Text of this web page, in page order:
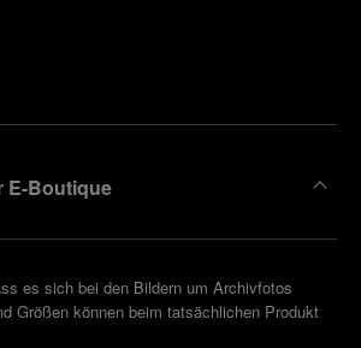
E-Boutique
es sich bei den Bildern um Archivfotos
Größen können beim tatsächlichen Produkt